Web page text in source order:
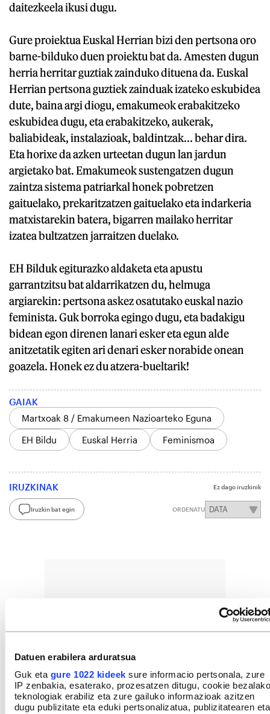
Datuen erabilera arduratsua
Guk eta gure 1022 kideek sure informacio pertsonala, zure
IP zenbakia, esaterako, prozesatzen ditugu, cookie bezalako
teknologiak erabiliz eta zure gailuko informazioak azitzen
dugu publizitate eta eduki pertsonalizatua, publizitatearen eta
daitezkeela ikusi dugu.
Gure proiektua Euskal Herrian bizi den pertsona oro
barne-bilduko duen proiektu bat da. Amesten dugun
herria herritar guztiak zainduko dituena da. Euskal
Herrian pertsona guztiek zainduak izateko eskubidea
dute, baina argi diogu, emakumeok erabakitzeko
eskubidea dugu, eta erabakitzeko, aukerak,
baliabideak, instalazioak, baldintzak... behar dira.
Eta horixe da azken urteetan dugun lan jardun
argietako bat. Emakumeok sustengatzen dugun
zaintza sistema patriarkal honek pobretzen
gaituelako, prekaritzatzen gaituelako eta indarkeria
matxistarekin batera, bigarren mailako herritar
izatea bultzatzen jarraitzen duelako.
EH Bilduk egiturazko aldaketa eta apustu
garrantzitsu bat aldarrikatzen du, helmuga
argiarekin: pertsona askez osatutako euskal nazio
feminista. Guk borroka egingo dugu, eta badakigu
bidean egon direnen lanari esker eta egun alde
anitzetatik egiten ari denari esker norabide onean
goazela. Honek ez du atzera-bueltarik!
GAIAK
Martxoak 8 / Emakumeen Nazioarteko Eguna
EH Bildu
Euskal Herria Feminismoa
IRUZKINAK Ez dago iruzkinik
Iruzkin bat egin ORDENATU